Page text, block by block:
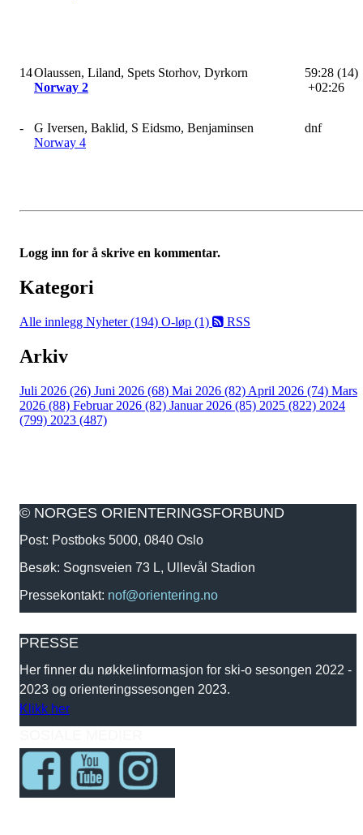
14Olaussen, Liland, Spets Storhov, Dyrkorn
Norway 2
59:28 (14)
+02:26
-
G Iversen, Baklid, S Eidsmo, Benjaminsen
Norway 4
dnf
Logg inn for å skrive en kommentar.
Kategori
Alle innlegg Nyheter (194) O-løp (1) RSS
Arkiv
Juli 2026 (26) Juni 2026 (68) Mai 2026 (82) April 2026 (74) Mars
2026 (88) Februar 2026 (82) Januar 2026 (85) 2025 (822) 2024
(799) 2023 (487)
© NORGES ORIENTERINGSFORBUND
Post: Postboks 5000, 0840 Oslo
Besøk: Sognsveien 73 L, Ullevål Stadion
Pressekontakt: nof@orientering.no
PRESSE
Her finner du nøkkelinformasjon for ski-o sesongen 2022 -
2023 og orienteringssesongen 2023.
Klikk her